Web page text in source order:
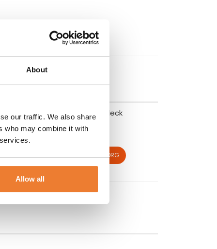
About
our traffic. We also share
who may combine it with
Allow all
Värmeskåp 12 bleck
Art nr.
LÄGG TILL I VARUKORG